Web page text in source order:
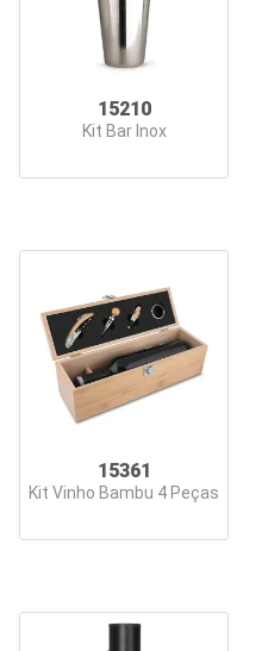
15210
Kit Bar Inox
15361
Kit Vinho Bambu 4 Peças